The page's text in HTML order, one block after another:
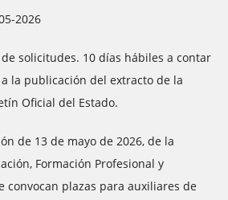
2026
solicitudes. 10 días hábiles a contar
la publicación del extracto de la
Oficial del Estado.
de 13 de mayo de 2026, de la
Formación Profesional y
convocan plazas para auxiliares de